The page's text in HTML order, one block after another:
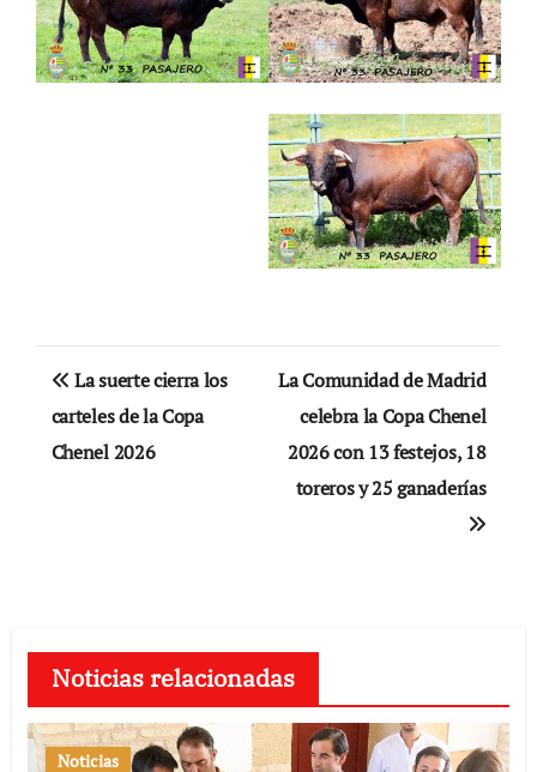
Navegación
de
entradas
La suerte cierra los
carteles de la Copa
Chenel 2026
La Comunidad de Madrid
celebra la Copa Chenel
2026 con 13 festejos, 18
toreros y 25 ganaderías
Noticias relacionadas
Noticias